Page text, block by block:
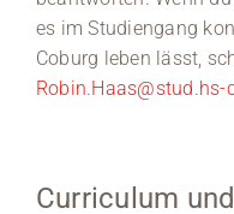
es im Studiengang
Coburg leben lässt,
Robin.Haas@stud.hs-
Curriculum